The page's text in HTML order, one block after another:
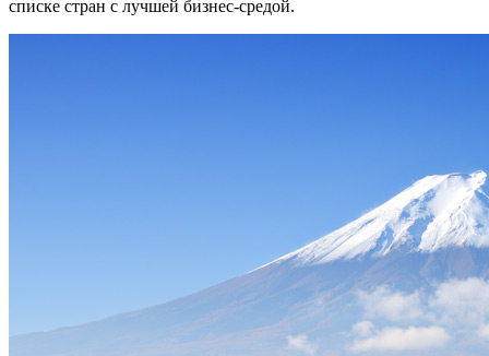
списке стран с лучшей бизнес-средой.